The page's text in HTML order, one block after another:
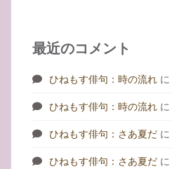
最近のコメント
ひねもす俳句：時の流れ に
ひねもす俳句：時の流れ に
ひねもす俳句：さあ夏だ に
ひねもす俳句：さあ夏だ に